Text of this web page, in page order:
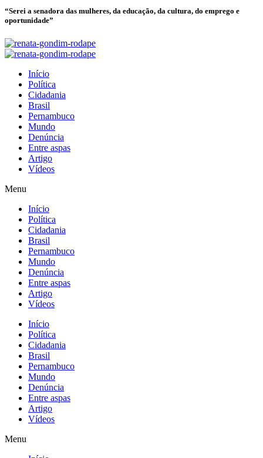
“Serei a senadora das mulheres, da educação, da cultura, do emprego e
oportunidade”
Início
Política
Cidadania
Brasil
Pernambuco
Mundo
Denúncia
Entre aspas
Artigo
Vídeos
Menu
Início
Política
Cidadania
Brasil
Pernambuco
Mundo
Denúncia
Entre aspas
Artigo
Vídeos
Início
Política
Cidadania
Brasil
Pernambuco
Mundo
Denúncia
Entre aspas
Artigo
Vídeos
Menu